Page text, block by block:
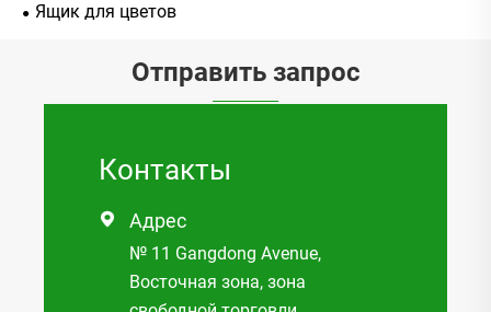
Ящик для цветов
Отправить запрос
Контакты
 Адрес
№ 11 Gangdong Avenue,
Восточная зона, зона